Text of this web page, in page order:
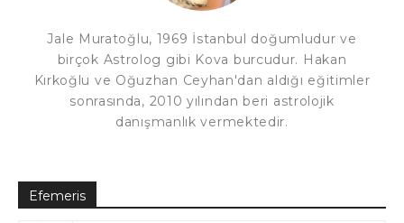
Jale Muratoğlu, 1969 İstanbul doğumludur ve
birçok Astrolog gibi Kova burcudur. Hakan
Kırkoğlu ve Oğuzhan Ceyhan'dan aldığı eğitimler
sonrasında, 2010 yılından beri astrolojik
danışmanlık vermektedir.
Efemeris